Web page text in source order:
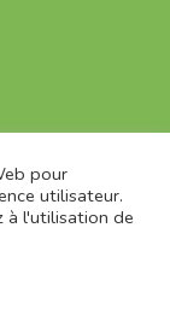
– Tous droits
Martin
pour
utilisateur.
à l'utilisation de